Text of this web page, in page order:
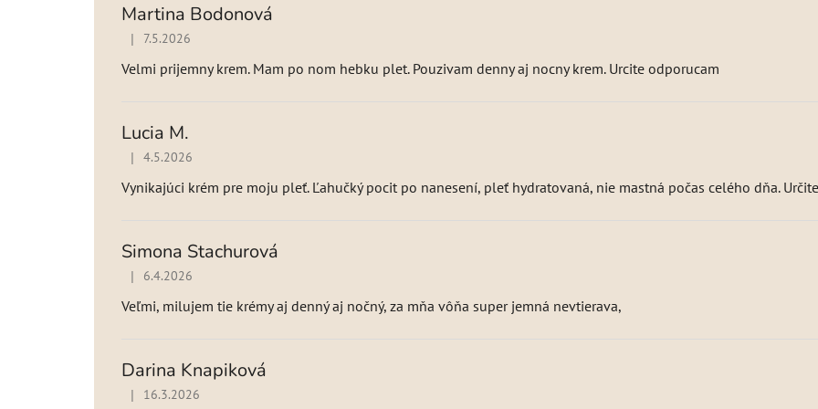
e
í
Martina Bodonová
Hodnotenie produktu je 5 z 5 hviezdičiek.
| 7.5.2026
Velmi prijemny krem. Mam po nom hebku plet. Pouzivam denny aj nocny krem. Urcite odporucam
Lucia M.
Hodnotenie produktu je 5 z 5 hviezdičiek.
| 4.5.2026
Vynikajúci krém pre moju pleť. Ľahučký pocit po nanesení, pleť hydratovaná, nie mastná počas celého dňa.
Simona Stachurová
Hodnotenie produktu je 5 z 5 hviezdičiek.
| 6.4.2026
Veľmi, milujem tie krémy aj denný aj nočný, za mňa vôňa super jemná nevtierava,
Darina Knapiková
Hodnotenie produktu je 5 z 5 hviezdičiek.
| 16.3.2026